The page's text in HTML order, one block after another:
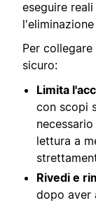
eseguire
Per
sicuro:
Limita
con scopi
lettura a
Rivedi e
dopo aver